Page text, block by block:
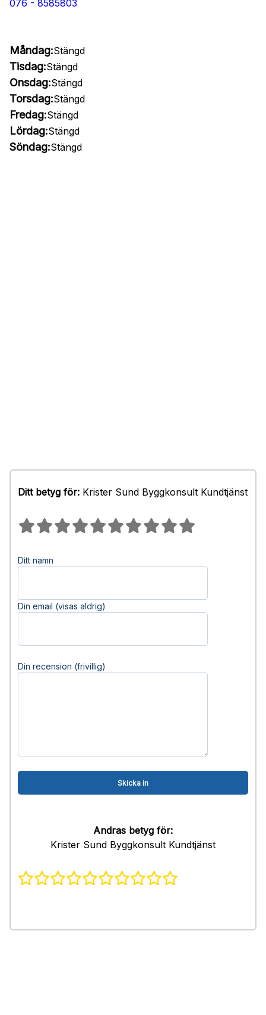
076 - 8585803
Måndag:Stängd
Tisdag:Stängd
Onsdag:Stängd
Torsdag:Stängd
Fredag:Stängd
Lördag:Stängd
Söndag:Stängd
Ditt betyg för: Krister Sund Byggkonsult Kundtjänst
Ditt namn
Din email (visas aldrig)
Din recension (frivillig)
Andras betyg för:
Krister Sund Byggkonsult Kundtjänst